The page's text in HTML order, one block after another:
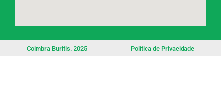
Coimbra Buritis. 2025 Política de Privacidade